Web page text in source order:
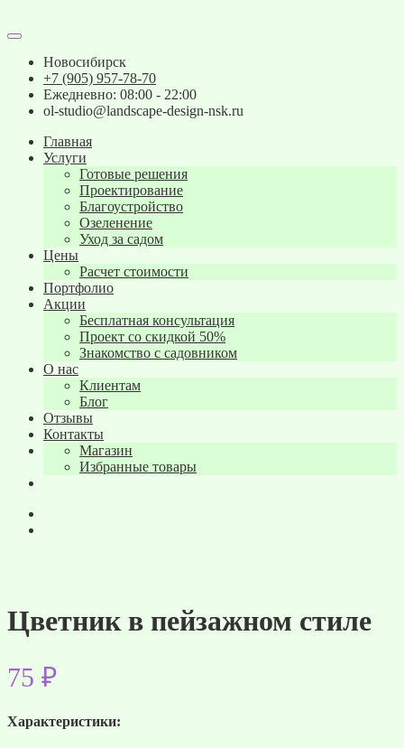
Новосибирск
+7 (905) 957-78-70
Ежедневно: 08:00 - 22:00
ol-studio@landscape-design-nsk.ru
Главная
Услуги
Готовые решения
Проектирование
Благоустройство
Озеленение
Уход за садом
Цены
Расчет стоимости
Портфолио
Акции
Бесплатная консультация
Проект со скидкой 50%
Знакомство с садовником
О нас
Клиентам
Блог
Отзывы
Контакты
Магазин
Избранные товары
Цветник в пейзажном стиле
75 ₽
Характеристики: